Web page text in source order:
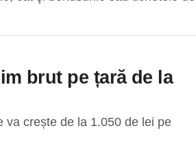
brut pe țară de la
va crește de la 1.050 de lei pe